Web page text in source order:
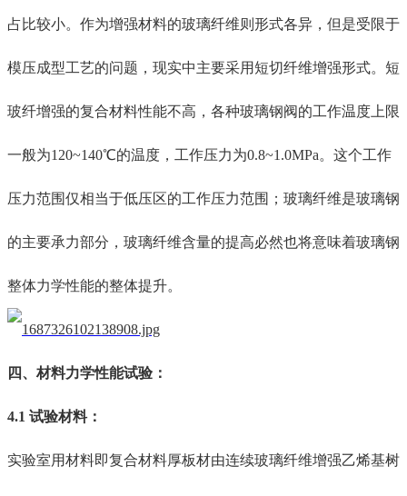
占比较小。作为增强材料的玻璃纤维则 形式各异，但是受限于
模压成型工艺的问题 ， 现实中主要采用短切纤维增强形式。短
玻纤增强的复合材料性能不高，各种玻璃钢阀的工作温度上限
一般为120~140℃的温度 ，工作压力为0.8~1.0MPa。这个工作
压力范围仅相当于低压区的工作压力范围 ； 玻璃纤维是玻璃钢
的主要承力部分，玻璃纤维含量的提高必然也将意味着玻璃钢
整体力学性能的整体提升。
四、 材料力学性能试验 ：
4.1 试验材料：
实验室用材料即复合材料厚板材由连续玻璃纤维增强乙烯基树